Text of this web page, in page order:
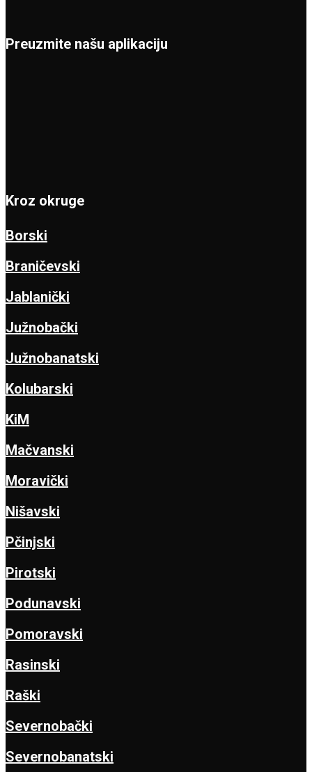
Preuzmite našu aplikaciju
Kroz okruge
Borski
Braničevski
Jablanički
Južnobački
Južnobanatski
Kolubarski
KiM
Mačvanski
Moravički
Nišavski
Pčinjski
Pirotski
Podunavski
Pomoravski
Rasinski
Raški
Severnobački
Severnobanatski